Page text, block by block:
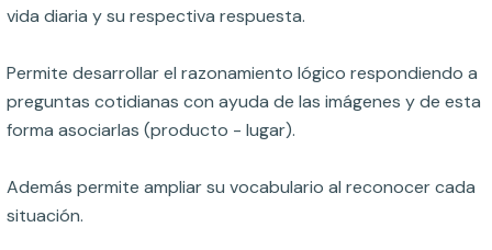
vida diaria y su respectiva respuesta.
Permite desarrollar el razonamiento lógico respondiendo a
preguntas cotidianas con ayuda de las imágenes y de esta
forma asociarlas (producto - lugar).
Además permite ampliar su vocabulario al reconocer cada
situación.